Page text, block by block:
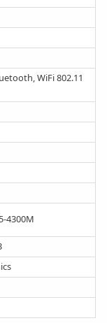
WiFi 802.11
4300M